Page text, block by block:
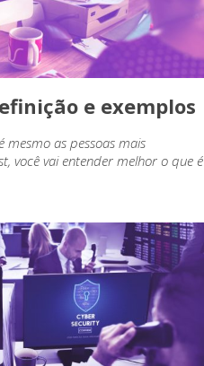
e exemplos
as pessoas mais
você vai entender melhor o que é